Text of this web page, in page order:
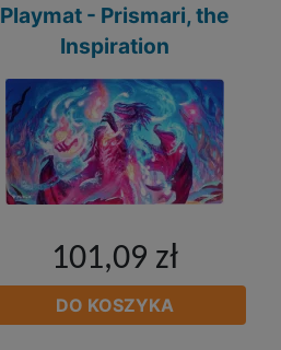
Playmat - Prismari, the
Inspiration
101,09 zł
DO KOSZYKA